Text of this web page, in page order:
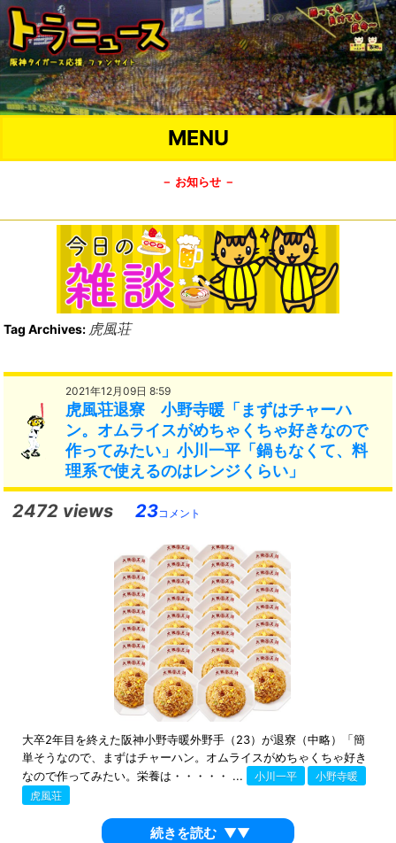
MENU
－ お知らせ －
Tag Archives: 虎風荘
2021年12月09日 8:59
虎風荘退寮 小野寺暖「まずはチャーハ
ン。オムライスがめちゃくちゃ好きなので
作ってみたい」小川一平「鍋もなくて、料
理系で使えるのはレンジくらい」
2472 views 23コメント
大卒2年目を終えた阪神小野寺暖外野手（23）が退寮（中略）「簡
単そうなので、まずはチャーハン。オムライスがめちゃくちゃ好き
なので作ってみたい。栄養は・・・・・ ...
小川一平
小野寺暖
虎風荘
続きを読む ▼▼